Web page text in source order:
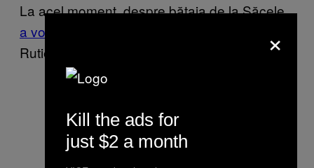
La acel moment, despre bătaia de la Săcele
a vorbit și Marian Godină
Rutieră și în prezent la trupele speciale SIAS.
×
Kill the ads for
just $2 a month